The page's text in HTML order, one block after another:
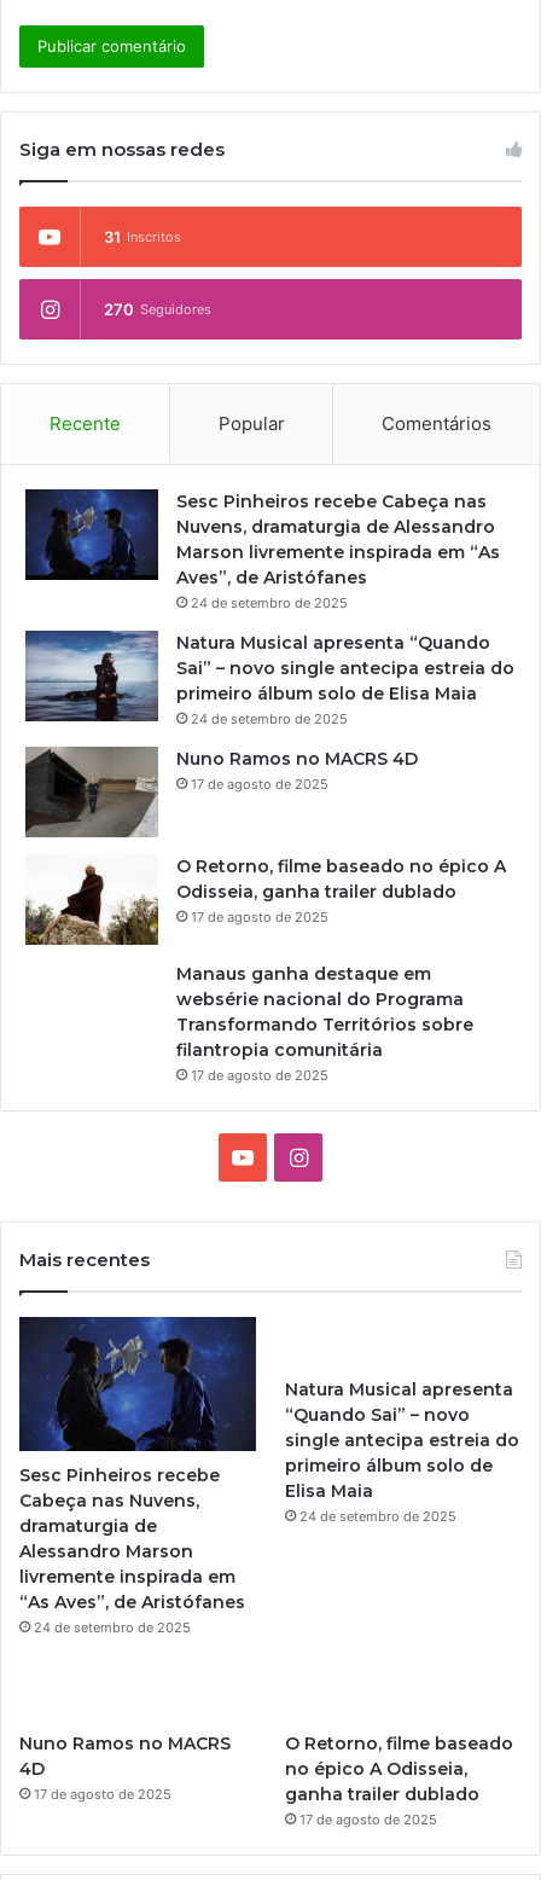
Siga em nossas redes
31 Inscritos
270 Seguidores
Recente Popular Comentários
Sesc Pinheiros recebe Cabeça nas
Nuvens, dramaturgia de Alessandro
Marson livremente inspirada em “As
Aves”, de Aristófanes
24 de setembro de 2025
Natura Musical apresenta “Quando
Sai” – novo single antecipa estreia do
primeiro álbum solo de Elisa Maia
24 de setembro de 2025
Nuno Ramos no MACRS 4D
17 de agosto de 2025
O Retorno, filme baseado no épico A
Odisseia, ganha trailer dublado
17 de agosto de 2025
Manaus ganha destaque em
websérie nacional do Programa
Transformando Territórios sobre
filantropia comunitária
17 de agosto de 2025
e
I
g
r
a
Mais recentes
Sesc Pinheiros recebe
Cabeça nas Nuvens,
dramaturgia de
Alessandro Marson
livremente inspirada em
“As Aves”, de Aristófanes
24 de setembro de 2025
Natura Musical apresenta
“Quando Sai” – novo
single antecipa estreia do
primeiro álbum solo de
Elisa Maia
24 de setembro de 2025
Nuno Ramos no MACRS
4D
17 de agosto de 2025
O Retorno, filme baseado
no épico A Odisseia,
ganha trailer dublado
17 de agosto de 2025